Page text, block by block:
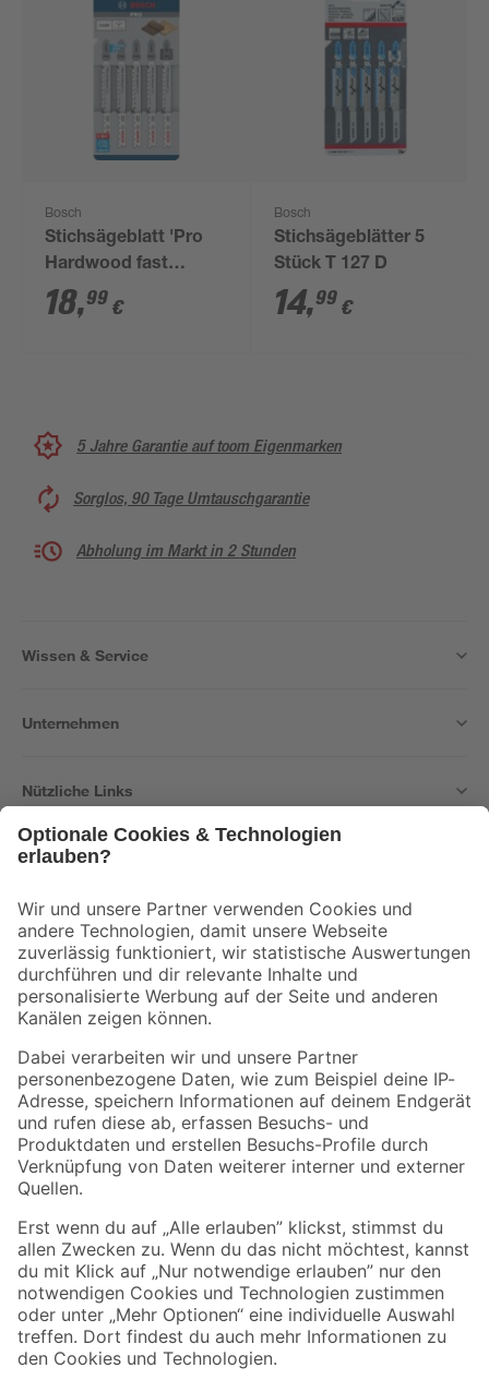
Bosch
Stichsägeblatt 'Pro
Hardwood fast
T144DF' 100 mm, 5
Stück
18,99 €
Bosch
Stichsägeblätter 5
Stück T 127 D
14,99 €
5 Jahre Garantie auf toom Eigenmarken
Sorglos, 90 Tage Umtauschgarantie
Abholung im Markt in 2 Stunden
Wissen & Service
Unternehmen
Nützliche Links
Der toom Newsletter: Keine Angebote und Aktionen mehr verpassen!
Zur Newsletter Anmeldung
Folge uns
Zahlungsarten Versandarten
Sicher einkaufen
Jetzt die toom-App herunterladen